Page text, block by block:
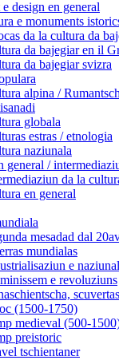
design en general
e monuments
da la cultura da
da bajegiar en il
da bajegiar svizra
alpina /
globala
estras / etnologia
naziunala
general /
da la
en general
mesadad dal
mundialas
e
e revoluziuns
(1500-1750)
medieval (500-
preistoric
tschientaner